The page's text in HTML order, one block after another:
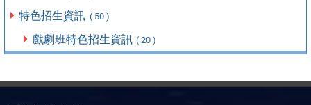
特色招生資訊 ( 50 )
戲劇班特色招生資訊 ( 20 )